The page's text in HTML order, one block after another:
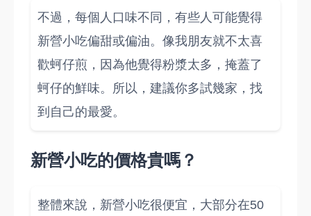
不過，每個人口味不同，有些人可能覺得
新營小吃偏甜或偏油。像我朋友就不太喜
歡蚵仔煎，因為他覺得粉漿太多，掩蓋了
蚵仔的鮮味。所以，建議你多試幾家，找
到自己的最愛。
新營小吃的價格貴嗎？
整體來說，新營小吃很便宜，大部分在50